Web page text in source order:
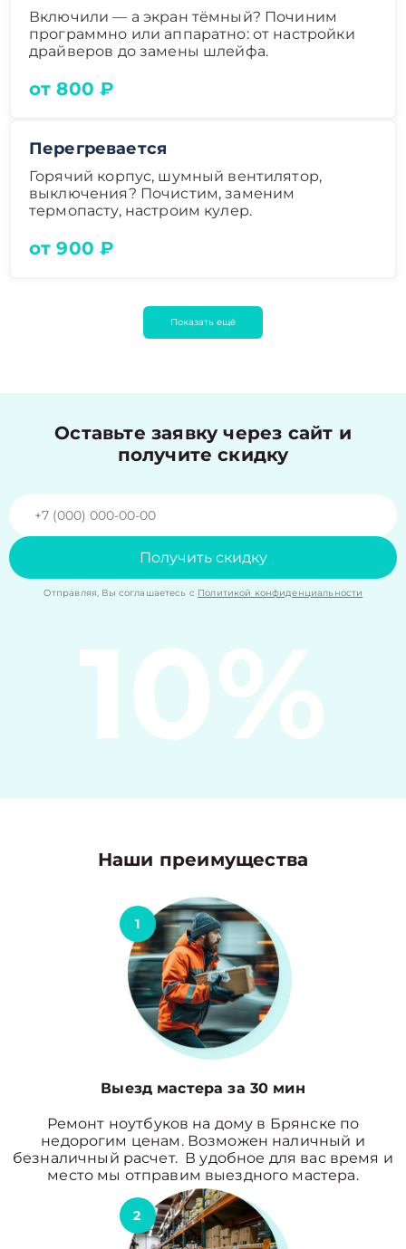
Включили — а экран тёмный? Починим
программно или аппаратно: от настройки
драйверов до замены шлейфа.
от 800 ₽
Перегревается
Горячий корпус, шумный вентилятор,
выключения? Почистим, заменим
термопасту, настроим кулер.
от 900 ₽
Показать ещё
Оставьте заявку через сайт и
получите скидку
Получить скидку
Отправляя, Вы соглашаетесь с Политикой конфиденциальности
10%
Наши преимущества
1
Выезд мастера за 30 мин
Ремонт ноутбуков на дому в Брянске по
недорогим ценам. Возможен наличный и
безналичный расчет. В удобное для вас время и
место мы отправим выездного мастера.
2